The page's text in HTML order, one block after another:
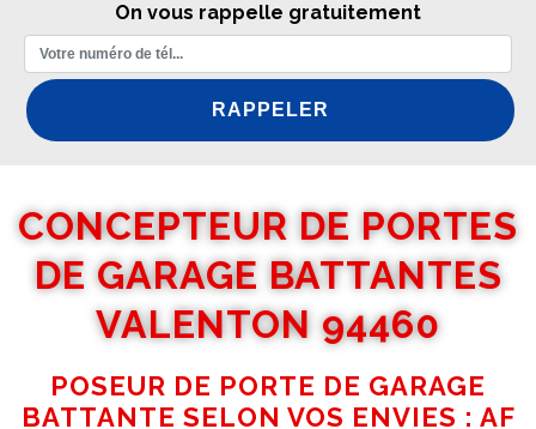
On vous rappelle gratuitement
CONCEPTEUR DE PORTES
DE GARAGE BATTANTES
VALENTON 94460
POSEUR DE PORTE DE GARAGE
BATTANTE SELON VOS ENVIES : AF